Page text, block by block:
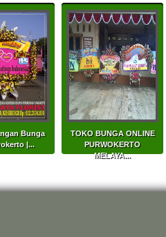
Bunga
|...
TOKO BUNGA ONLINE
PURWOKERTO
MELAYA...